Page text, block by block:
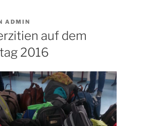
ADMIN
auf dem
2016